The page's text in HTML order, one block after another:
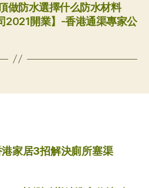
做防水選擇什么防水材料
2021開業】-香港通渠專家公
家居3招解決廁所塞渠